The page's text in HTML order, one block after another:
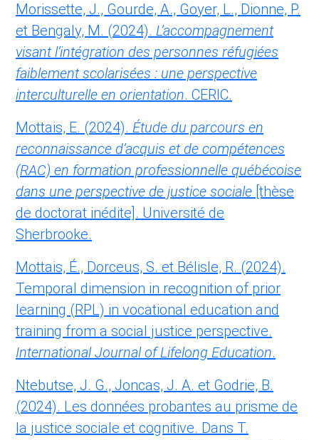
Morissette, J., Gourde, A., Goyer, L., Dionne, P.
et Bengaly, M. (2024). L’accompagnement
visant l’intégration des personnes réfugiées
faiblement scolarisées : une perspective
interculturelle en orientation. CERIC.
Mottais, E. (2024). Étude du parcours en
reconnaissance d’acquis et de compétences
(RAC) en formation professionnelle québécoise
dans une perspective de justice sociale [thèse
de doctorat inédite]. Université de
Sherbrooke.
Mottais, É., Dorceus, S. et Bélisle, R. (2024).
Temporal dimension in recognition of prior
learning (RPL) in vocational education and
training from a social justice perspective.
International Journal of Lifelong Education.
Ntebutse, J. G., Joncas, J. A. et Godrie, B.
(2024). Les données probantes au prisme de
la justice sociale et cognitive. Dans T.